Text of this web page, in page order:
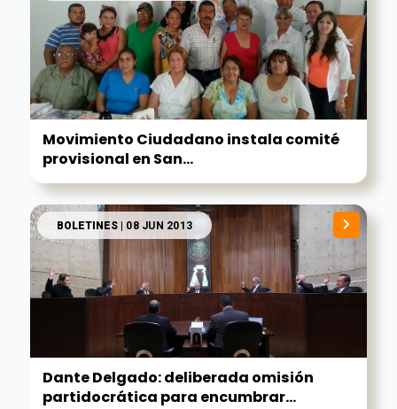
Movimiento Ciudadano instala comité
provisional en San...
BOLETINES| 08 JUN 2013
Dante Delgado: deliberada omisión
partidocrática para encumbrar...